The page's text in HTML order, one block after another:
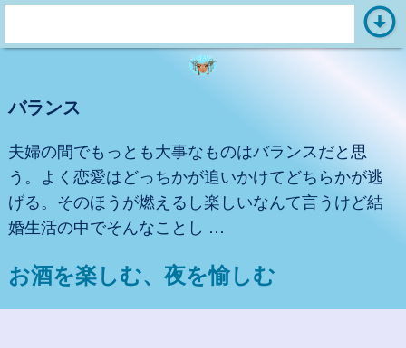
バランス
夫婦の間でもっとも大事なものはバランスだと思
う。よく恋愛はどっちかが追いかけてどちらかが逃
げる。そのほうが燃えるし楽しいなんて言うけど結
婚生活の中でそんなことし …
お酒を楽しむ、夜を愉しむ
e
r
h
:
arrow_circle_down